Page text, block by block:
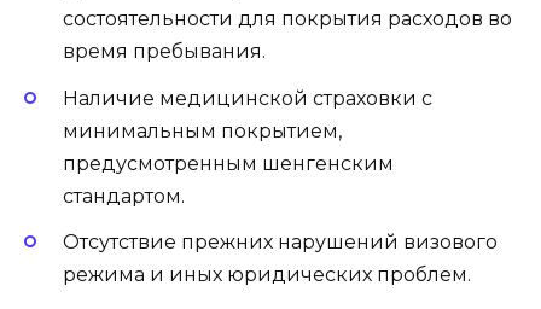
состоятельности для покрытия расходов во
время пребывания.
Наличие медицинской страховки с
минимальным покрытием,
предусмотренным шенгенским
стандартом.
Отсутствие прежних нарушений визового
режима и иных юридических проблем.